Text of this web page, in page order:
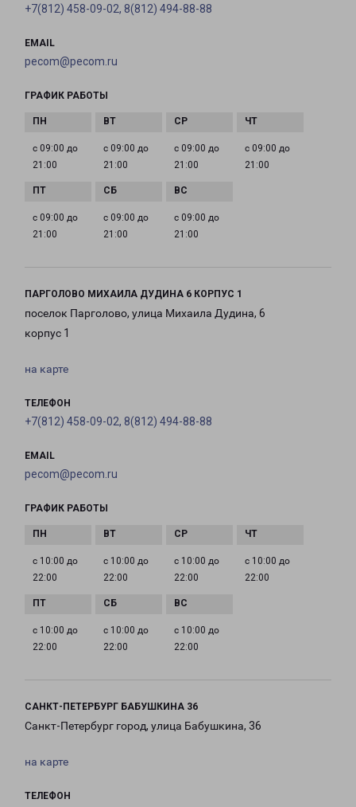
+7(812) 458-09-02, 8(812) 494-88-88
EMAIL
pecom@pecom.ru
ГРАФИК РАБОТЫ
с 09:00 до
21:00
с 09:00 до
21:00
с 09:00 до
21:00
с 09:00 до
21:00
с 09:00 до
21:00
с 09:00 до
21:00
с 09:00 до
21:00
ПАРГОЛОВО МИХАИЛА ДУДИНА 6 КОРПУС 1
поселок Парголово, улица Михаила Дудина, 6
корпус 1
на карте
ТЕЛЕФОН
+7(812) 458-09-02, 8(812) 494-88-88
EMAIL
pecom@pecom.ru
ГРАФИК РАБОТЫ
с 10:00 до
22:00
с 10:00 до
22:00
с 10:00 до
22:00
с 10:00 до
22:00
с 10:00 до
22:00
с 10:00 до
22:00
с 10:00 до
22:00
САНКТ-ПЕТЕРБУРГ БАБУШКИНА 36
Санкт-Петербург город, улица Бабушкина, 36
на карте
ТЕЛЕФОН